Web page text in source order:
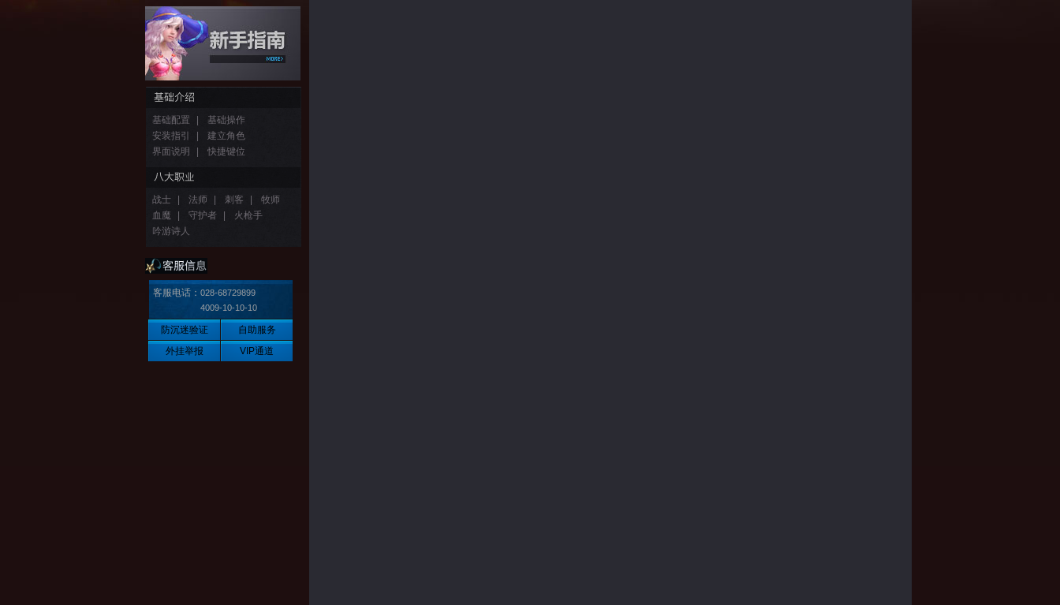
基础配置
基础操作
安装指引
建立角色
界面说明
快捷键位
战士 法师 刺客
牧师
血魔
守护者
火枪手
吟游诗人
客服电话： 028-68729899
4009-10-10-10
防沉迷验证
自助服务
外挂举报
VIP通道